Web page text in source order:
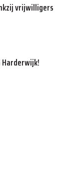
vrijwilligers
Harderwijk!